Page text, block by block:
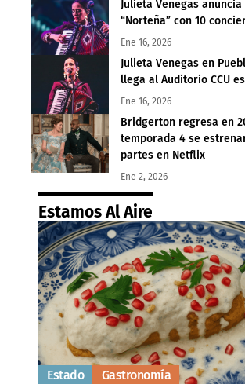
Julieta Venegas
“Norteña” con 10
Ene 16, 2026
Julieta Venegas en
llega al Auditorio CCU
Ene 16, 2026
Bridgerton regresa en
temporada 4 se
partes en Netflix
Ene 2, 2026
Estamos Al Aire
Estado Gastronomía